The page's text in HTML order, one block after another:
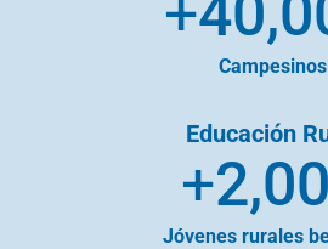
+
Campesinos
Educación
+
Jóvenes rurales